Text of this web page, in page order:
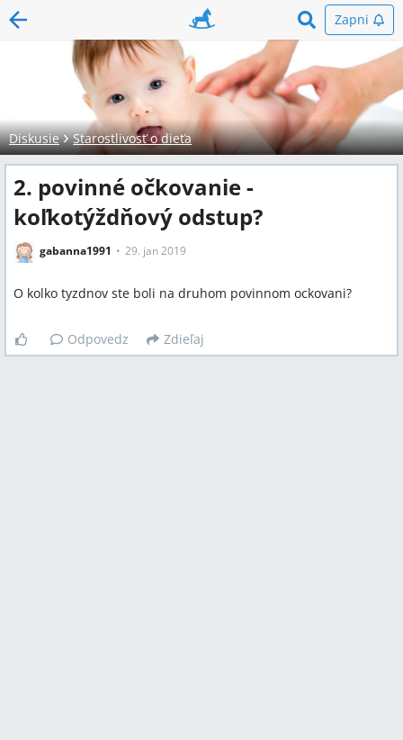
Zapni
Diskusie Starostlivosť o dieťa
2. povinné očkovanie -
koľkotýždňový odstup?
gabanna1991 29. jan 2019
O kolko tyzdnov ste boli na druhom povinnom ockovani?
Odpovedz Zdieľaj